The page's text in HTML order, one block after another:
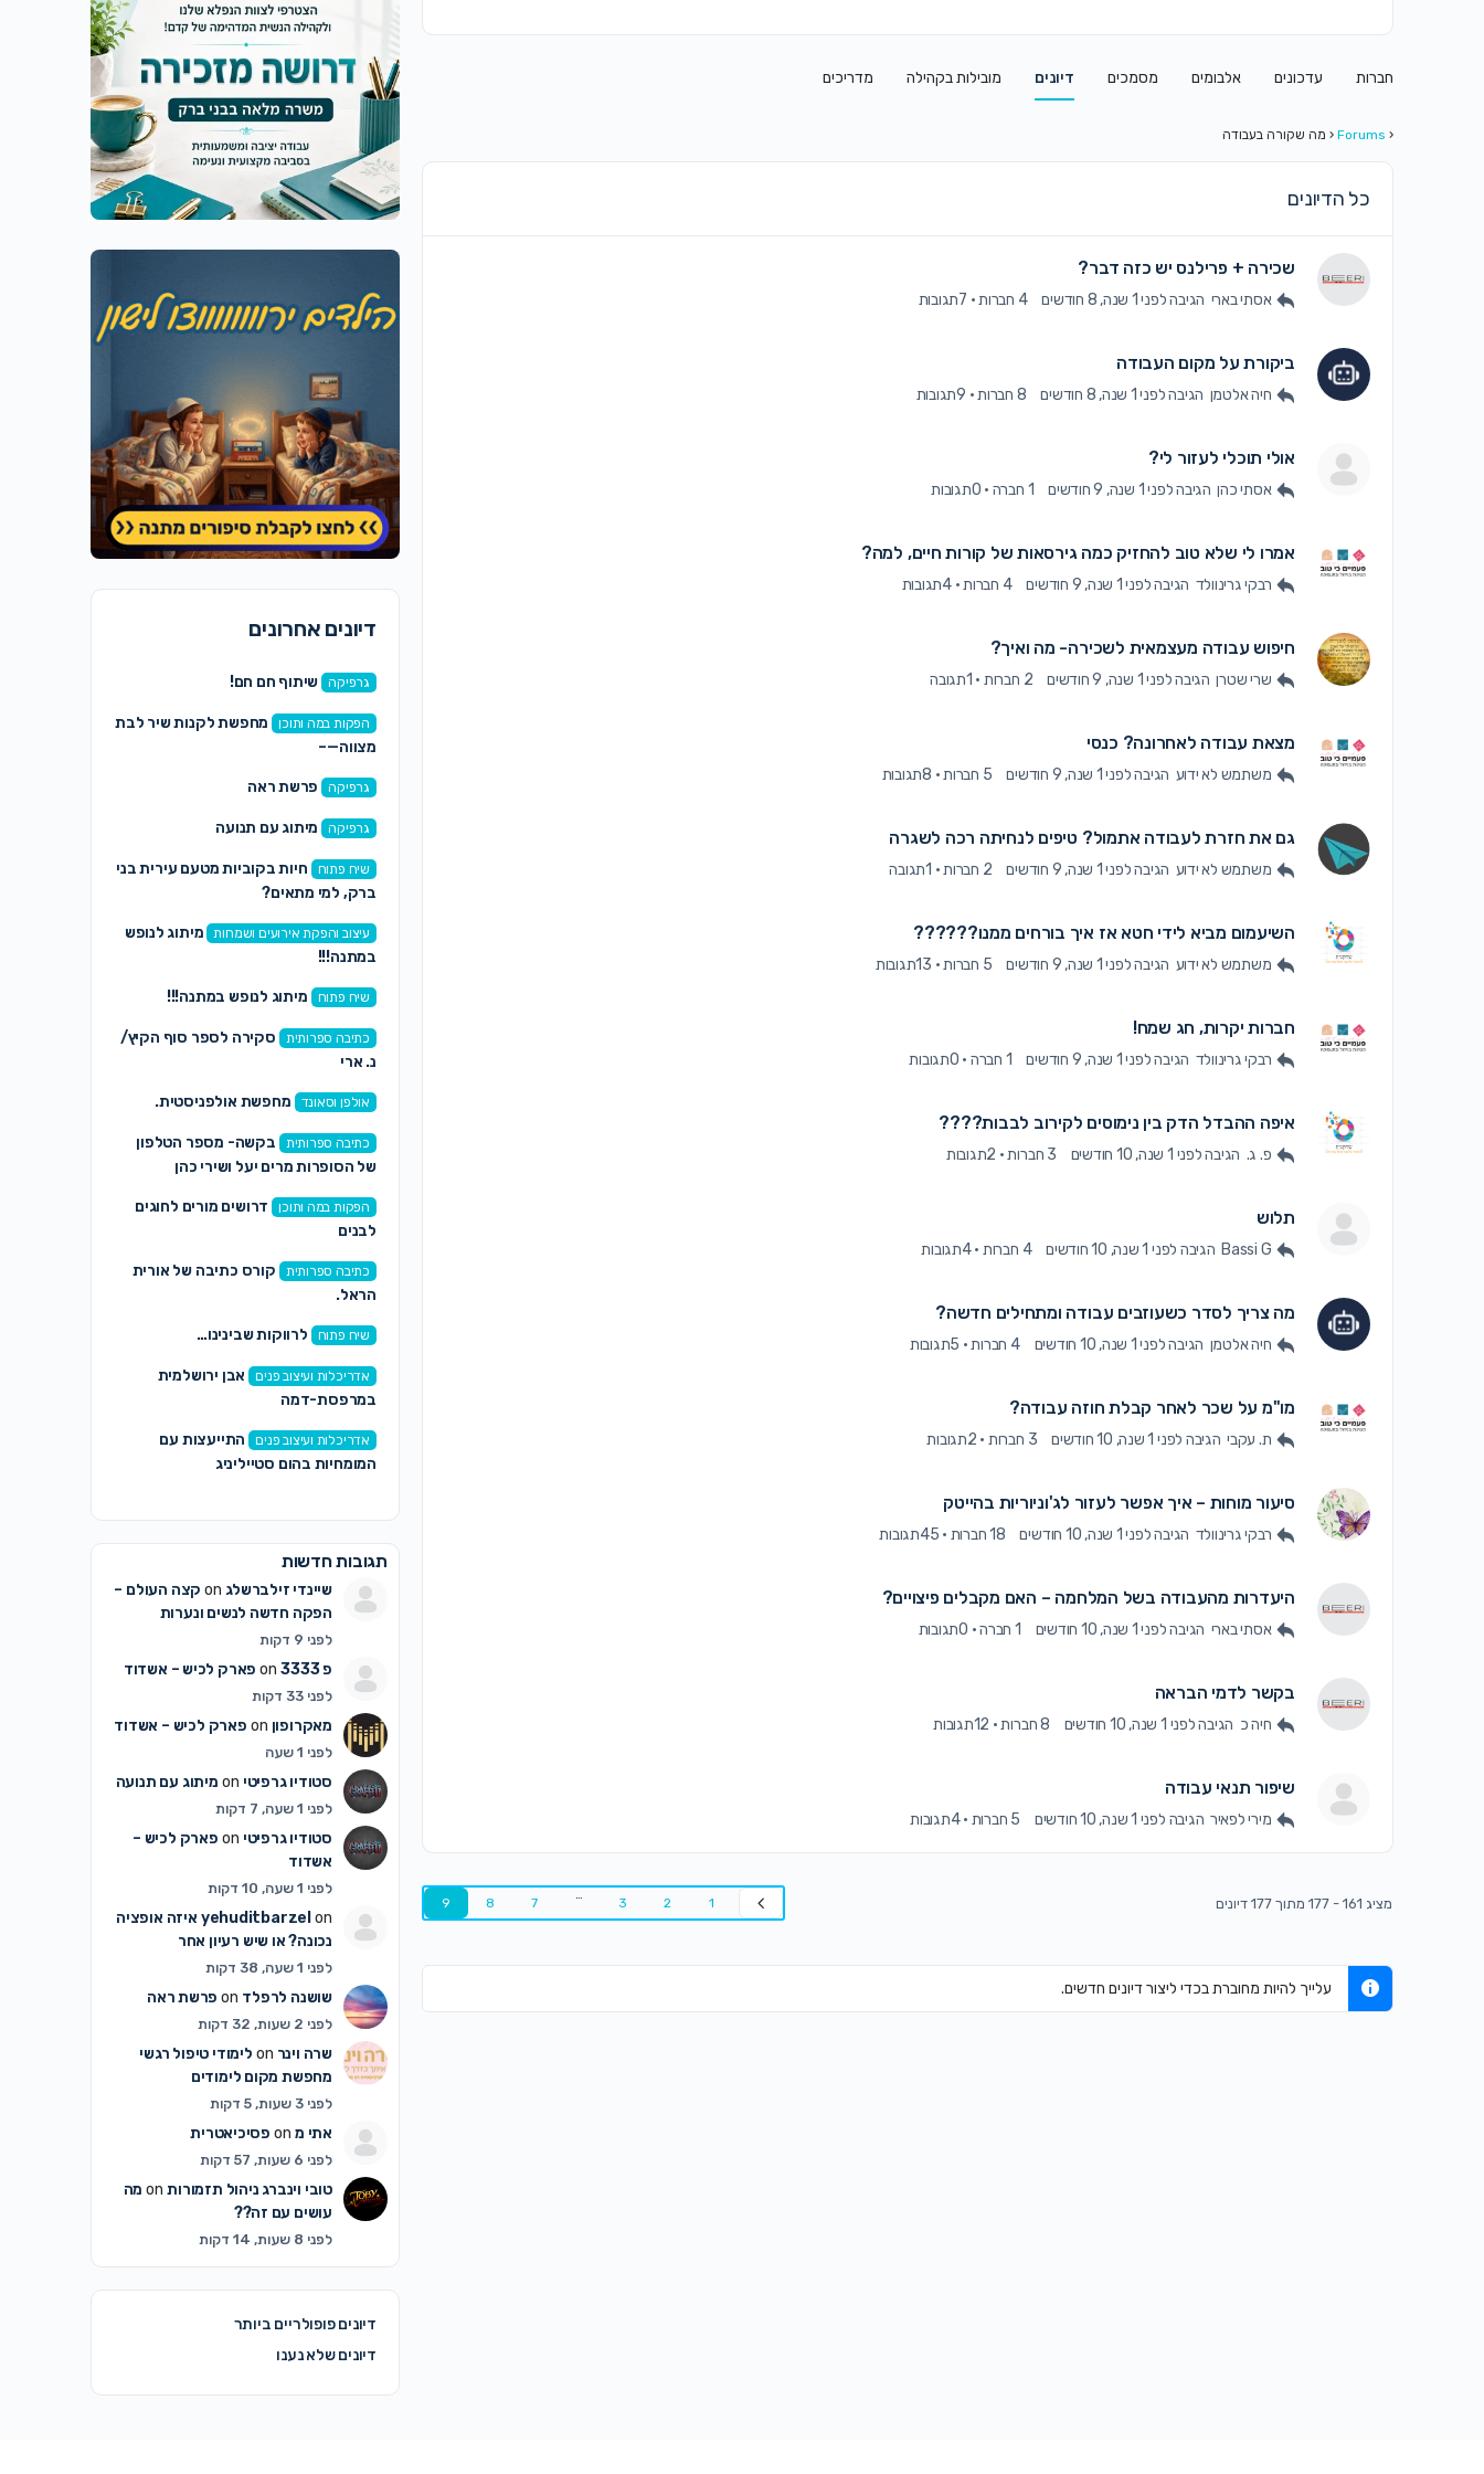
חברות עדכונים אלבומים מסמכים דיונים מובילות בקהילה מדריכים
‹
Forums
‹ מה שקורה בעבודה
כל הדיונים
שכירה + פרילנס יש כזה דבר?
אסתי בארי הגיבהלפני 1 שנה, 8 חודשים 4 חברות · 7תגובות
ביקורת על מקום העבודה
חיה אלטמן הגיבהלפני 1 שנה, 8 חודשים 8 חברות · 9תגובות
אולי תוכלי לעזור לי?
אסתי כהן הגיבהלפני 1 שנה, 9 חודשים 1 חברה · 0תגובות
אמרו לי שלא טוב להחזיק כמה גירסאות של קורות חיים, למה?
רבקי גרינוולד הגיבהלפני 1 שנה, 9 חודשים 4 חברות · 4תגובות
חיפוש עבודה מעצמאית לשכירה- מה ואיך?
שרי שטרן הגיבהלפני 1 שנה, 9 חודשים 2 חברות · 1תגובה
מצאת עבודה לאחרונה? כנסי
משתמש לא ידוע הגיבהלפני 1 שנה, 9 חודשים 5 חברות · 8תגובות
גם את חזרת לעבודה אתמול? טיפים לנחיתה רכה לשגרה
משתמש לא ידוע הגיבהלפני 1 שנה, 9 חודשים 2 חברות · 1תגובה
השיעמום מביא לידי חטא אז איך בורחים ממנו??????
משתמש לא ידוע הגיבהלפני 1 שנה, 9 חודשים 5 חברות · 13תגובות
חברות יקרות, חג שמח!
רבקי גרינוולד הגיבהלפני 1 שנה, 9 חודשים 1 חברה · 0תגובות
איפה ההבדל הדק בין נימוסים לקירוב לבבות????
פ. ג. הגיבהלפני 1 שנה, 10 חודשים 3 חברות · 2תגובות
תלוש
Bassi G הגיבה לפני 1 שנה, 10 חודשים 4 חברות ·4תגובות
מה צריך לסדר כשעוזבים עבודה ומתחילים חדשה?
חיה אלטמן הגיבהלפני 1 שנה, 10 חודשים 4 חברות · 5תגובות
מו"מ על שכר לאחר קבלת חוזה עבודה?
ת. עקבי הגיבה לפני 1 שנה, 10 חודשים 3 חברות · 2תגובות
סיעור מוחות – איך אפשר לעזור לג'וניוריות בהייטק
רבקי גרינוולד הגיבהלפני 1 שנה, 10 חודשים 18 חברות · 45תגובות
היעדרות מהעבודה בשל המלחמה – האם מקבלים פיצויים?
אסתי בארי הגיבהלפני 1 שנה, 10 חודשים 1 חברה · 0תגובות
בקשר לדמי הבראה
חיה כ הגיבהלפני 1 שנה, 10 חודשים 8 חברות · 12תגובות
שיפור תנאי עבודה
מירי לפאיר הגיבה לפני 1 שנה, 10 חודשים 5 חברות · 4תגובות
מציג 161 - 177 מתוך 177 דיונים 1
2
3
…
7
8
9
עלייך להיות מחוברת בכדי ליצור דיונים חדשים.
דיונים אחרונים
גרפיקה שיתוף חם חם!
הפקות במה ותוכן
מחפשת לקנות שיר לבת
מצווה—–
גרפיקה פרשת ראה
גרפיקה מיתוג עם תנועה
שיח פתוח
חיות בקוביות מטעם עירית בני
ברק, למי מתאים?
עיצוב והפקת אירועים ושמחות
מיתוג לנופש
במתנה!!!
שיח פתוח מיתוג לנופש במתנה!!!
כתיבה ספרותית
סקירה לספר סוף הקיץ/
נ. ארי
אולפן וסאונד מחפשת אולפניסטית.
כתיבה ספרותית
בקשה- מספר הטלפון
של הסופרות מרים יעל ושירי כהן
הפקות במה ותוכן
דרושים מורים לחוגים
לבנים
כתיבה ספרותית
קורס כתיבה של אורית
הראל.
שיח פתוח לרווקות שבינינו…
אדריכלות ועיצוב פנים
אבן ירושלמית
במרפסת-דמה
אדריכלות ועיצוב פנים
התייעצות עם
המומחיות בהום סטייליניג
תגובות חדשות
שיינדי זילברשלג
קצה העולם –
הפקה חדשה לנשים ונערות
לפני 9 דקות
פ 3333 on פארק לכיש – אשדוד
לפני 33 דקות
מאקרופון פארק לכיש – אשדוד
לפני 1 שעה
סטודיו גרפיטי מיתוג עם תנועה
לפני 1 שעה, 7 דקות
סטודיו גרפיטי
פארק לכיש –
אשדוד
לפני 1 שעה, 10 דקות
yehuditbarzel on
איזה אופציה
נכונה? או שיש רעיון אחר
לפני 1 שעה, 38 דקות
שושנה לרפלד פרשת ראה
לפני 2 שעות, 32 דקות
שרה וינר
לימודי טיפול רגשי
מחפשת מקום לימודים
לפני 3 שעות, 5 דקות
אתי מon פסיכיאטרית
לפני 6 שעות, 57 דקות
טובי וינברג ניהול תזמורותon
מה
עושים עם זה??
לפני 8 שעות, 14 דקות
דיונים פופולריים ביותר
דיונים שלא נענו